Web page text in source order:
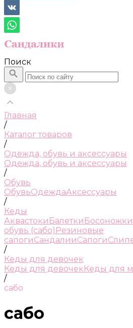
Поиск
Главная
/
Каталог товаров
/
Одежда, обувь и аксессуары
Одежда, обувь и аксессуары
/
Обувь
ОбувьОдеждаАксессуары
/
Кеды
Аквастоки Балетки Босоножки
обувь (сабо) Резиновые
сапогиСандалииСапоги
/
Кеды для девочек
Кеды для девочекКеды для
/
сабо
сабо